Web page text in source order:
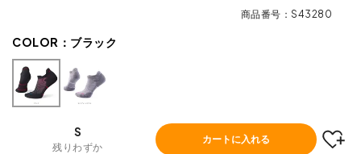
商品番号 S43280
COLOR： ブラック
S
残りわずか
カートに入れる